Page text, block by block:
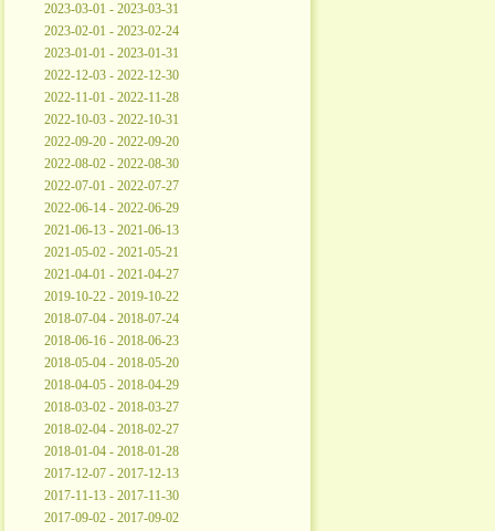
2023-03-01 - 2023-03-31
2023-02-01 - 2023-02-24
2023-01-01 - 2023-01-31
2022-12-03 - 2022-12-30
2022-11-01 - 2022-11-28
2022-10-03 - 2022-10-31
2022-09-20 - 2022-09-20
2022-08-02 - 2022-08-30
2022-07-01 - 2022-07-27
2022-06-14 - 2022-06-29
2021-06-13 - 2021-06-13
2021-05-02 - 2021-05-21
2021-04-01 - 2021-04-27
2019-10-22 - 2019-10-22
2018-07-04 - 2018-07-24
2018-06-16 - 2018-06-23
2018-05-04 - 2018-05-20
2018-04-05 - 2018-04-29
2018-03-02 - 2018-03-27
2018-02-04 - 2018-02-27
2018-01-04 - 2018-01-28
2017-12-07 - 2017-12-13
2017-11-13 - 2017-11-30
2017-09-02 - 2017-09-02